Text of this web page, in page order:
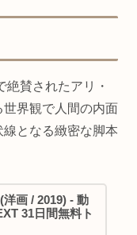
絶賛されたアリ・
界観で人間の内面
となる緻密な脚本
洋画 / 2019) - 動
31日間無料ト